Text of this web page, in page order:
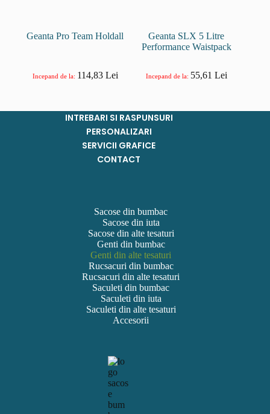
Geanta Pro Team Holdall
Incepand de la: 114,83 Lei
Geanta SLX 5 Litre
Performance Waistpack
Incepand de la: 55,61 Lei
INTREBARI SI RASPUNSURI
PERSONALIZARI
SERVICII GRAFICE
CONTACT
Sacose din bumbac
Sacose din iuta
Sacose din alte tesaturi
Genti din bumbac
Genti din alte tesaturi
Rucsacuri din bumbac
Rucsacuri din alte tesaturi
Saculeti din bumbac
Saculeti din iuta
Saculeti din alte tesaturi
Accesorii